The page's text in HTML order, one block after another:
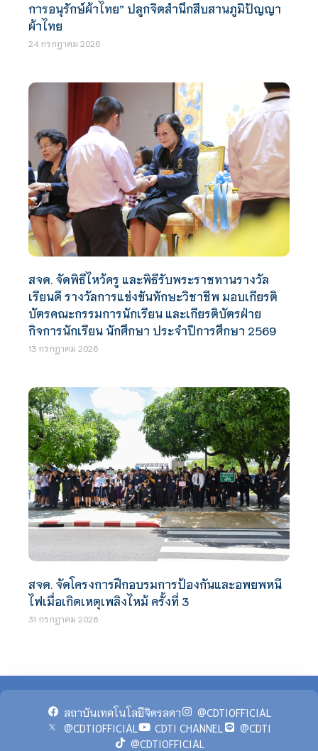
การอนุรักษ์ผ้าไทย” ปลูกจิตสำนึกสืบสานภูมิปัญญา
ผ้าไทย
24 กรกฎาคม 2026
สจด. จัดพิธีไหว้ครู และพิธีรับพระราชทานรางวัล
เรียนดี รางวัลการแข่งขันทักษะวิชาชีพ มอบเกียรติ
บัตรคณะกรรมการนักเรียน และเกียรติบัตรฝ่าย
กิจการนักเรียน นักศึกษา ประจำปีการศึกษา 2569
13 กรกฎาคม 2026
สจด. จัดโครงการฝึกอบรมการป้องกันและอพยพหนี
ไฟเมื่อเกิดเหตุเพลิงไหม้ ครั้งที่ 3
31 กรกฎาคม 2026
สถาบันเทคโนโลยีจิตรลดา
@CDTIOFFICIAL
@CDTIOFFICIAL
CDTI CHANNEL
@CDTI
@CDTIOFFICIAL